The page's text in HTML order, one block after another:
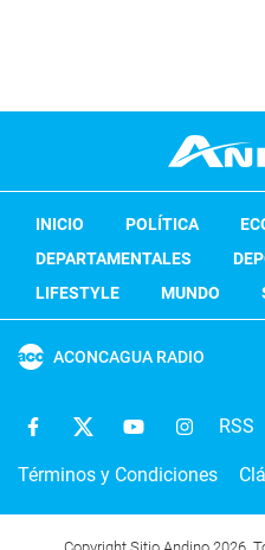
INICIO POLÍTICA
DEPARTAMENTALES
LIFESTYLE
MUNDO
ACONCAGUA RADIO
RSS
Términos y Condiciones